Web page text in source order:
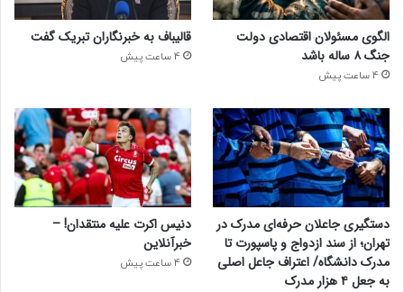
الگوی مسئولان اقتصادی دولت
جنگ ۸ ساله باشد
4 ساعت پیش
قالیباف به خبرنگاران تبریک گفت
4 ساعت پیش
دستگیری جاعلان حرفه‌ای مدرک در
تهران؛ از سند ازدواج و پاسپورت تا
مدرک دانشگاه/ اعتراف جاعل اصلی
به جعل ۴ هزار مدرک
دنیس اکرت علیه منتقدان! –
خبرآنلاین
4 ساعت پیش